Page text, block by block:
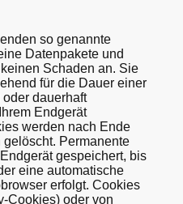
so genannte
Datenpakete und
Schaden an. Sie
für die Dauer einer
dauerhaft
Endgerät
werden nach Ende
gelöscht. Permanente
gespeichert, bis
eine automatische
erfolgt. Cookies
Cookies) oder von